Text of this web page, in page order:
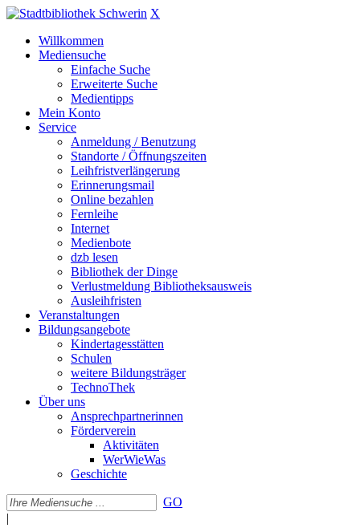
X
Willkommen
Mediensuche
Einfache Suche
Erweiterte Suche
Medientipps
Mein Konto
Service
Anmeldung / Benutzung
Standorte / Öffnungszeiten
Leihfristverlängerung
Erinnerungsmail
Online bezahlen
Fernleihe
Internet
Medienbote
dzb lesen
Bibliothek der Dinge
Verlustmeldung Bibliotheksausweis
Ausleihfristen
Veranstaltungen
Bildungsangebote
Kindertagesstätten
Schulen
weitere Bildungsträger
TechnoThek
Über uns
Ansprechpartnerinnen
Förderverein
Aktivitäten
WerWieWas
Geschichte
GO
|